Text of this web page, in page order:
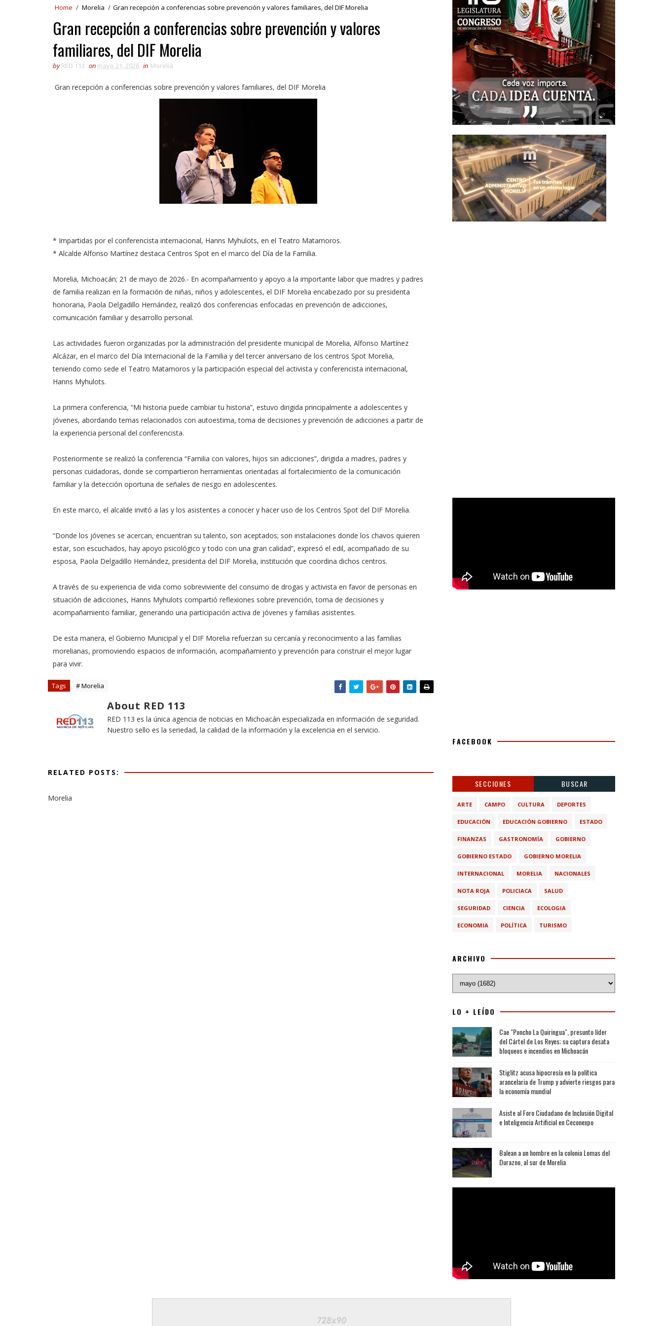
Home / Morelia / Gran recepción a conferencias sobre prevención y valores familiares, del DIF Morelia
Gran recepción a conferencias sobre prevención y valores
familiares, del DIF Morelia
by RED 113 on mayo 21, 2026 in Morelia
Gran recepción a conferencias sobre prevención y valores familiares, del DIF Morelia
* Impartidas por el conferencista internacional, Hanns Myhulots, en el Teatro Matamoros.
* Alcalde Alfonso Martínez destaca Centros Spot en el marco del Día de la Familia.
Morelia, Michoacán; 21 de mayo de 2026.- En acompañamiento y apoyo a la importante labor que madres y padres
de familia realizan en la formación de niñas, niños y adolescentes, el DIF Morelia encabezado por su presidenta
honoraria, Paola Delgadillo Hernández, realizó dos conferencias enfocadas en prevención de adicciones,
comunicación familiar y desarrollo personal.
Las actividades fueron organizadas por la administración del presidente municipal de Morelia, Alfonso Martínez
Alcázar, en el marco del Día Internacional de la Familia y del tercer aniversario de los centros Spot Morelia,
teniendo como sede el Teatro Matamoros y la participación especial del activista y conferencista internacional,
Hanns Myhulots.
La primera conferencia, “Mi historia puede cambiar tu historia”, estuvo dirigida principalmente a adolescentes y
jóvenes, abordando temas relacionados con autoestima, toma de decisiones y prevención de adicciones a partir de
la experiencia personal del conferencista.
Posteriormente se realizó la conferencia “Familia con valores, hijos sin adicciones”, dirigida a madres, padres y
personas cuidadoras, donde se compartieron herramientas orientadas al fortalecimiento de la comunicación
familiar y la detección oportuna de señales de riesgo en adolescentes.
En este marco, el alcalde invitó a las y los asistentes a conocer y hacer uso de los Centros Spot del DIF Morelia.
“Donde los jóvenes se acercan, encuentran su talento, son aceptados; son instalaciones donde los chavos quieren
estar, son escuchados, hay apoyo psicológico y todo con una gran calidad”, expresó el edil, acompañado de su
esposa, Paola Delgadillo Hernández, presidenta del DIF Morelia, institución que coordina dichos centros.
A través de su experiencia de vida como sobreviviente del consumo de drogas y activista en favor de personas en
situación de adicciones, Hanns Myhulots compartió reflexiones sobre prevención, toma de decisiones y
acompañamiento familiar, generando una participación activa de jóvenes y familias asistentes.
De esta manera, el Gobierno Municipal y el DIF Morelia refuerzan su cercanía y reconocimiento a las familias
morelianas, promoviendo espacios de información, acompañamiento y prevención para construir el mejor lugar
para vivir.
Tags # Morelia
About RED 113
RED 113 es la única agencia de noticias en Michoacán especializada en información de seguridad.
Nuestro sello es la seriedad, la calidad de la información y la excelencia en el servicio.
RELATED POSTS:
Morelia
FACEBOOK
SECCIONES BUSCAR
ARTE CAMPO CULTURA DEPORTES
EDUCACIÓN EDUCACIÓN GOBIERNO ESTADO
FINANZAS GASTRONOMÍA GOBIERNO
GOBIERNO ESTADO GOBIERNO MORELIA
INTERNACIONAL MORELIA NACIONALES
NOTA ROJA POLICIACA SALUD
SEGURIDAD CIENCIA ECOLOGIA
ECONOMIA POLÍTICA TURISMO
ARCHIVO
LO + LEÍDO
Cae "Poncho La Quiringua", presunto líder
del Cártel de Los Reyes; su captura desata
bloqueos e incendios en Michoacán
Stiglitz acusa hipocresía en la política
arancelaria de Trump y advierte riesgos para
la economía mundial
Asiste al Foro Ciudadano de Inclusión Digital
e Inteligencia Artificial en Ceconexpo
Balean a un hombre en la colonia Lomas del
Durazno, al sur de Morelia